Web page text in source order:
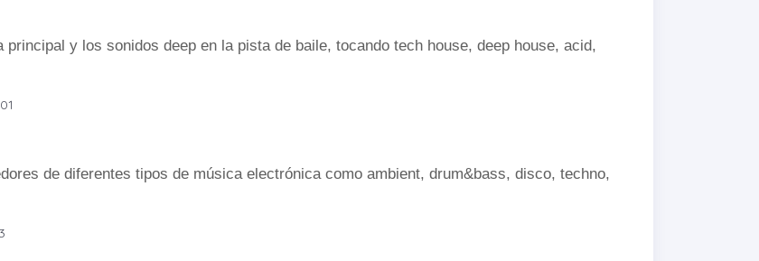
y los sonidos deep en la pista de baile, tocando tech house, deep house, acid,
de diferentes tipos de música electrónica como ambient, drum&bass, disco, techno,